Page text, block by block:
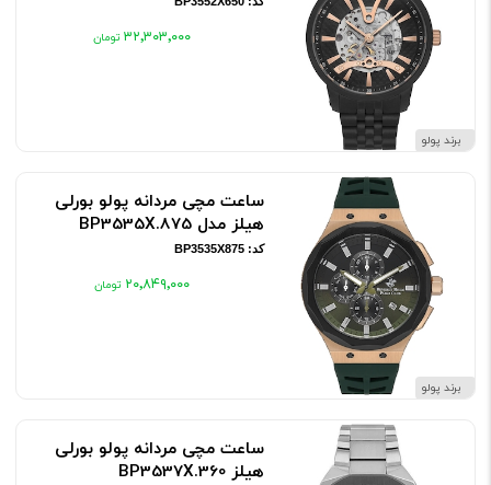
برند پولو
۳۲٬۳۰۳٬۰۰۰
برند پولو
ساعت مچی مردانه پولو بورلی
هیلز مدل BP3535X.875
کد: BP3535X875
۲۰٬۸۴۹٬۰۰۰
ساعت مچی مردانه پولو بورلی
هیلز BP3537X.360